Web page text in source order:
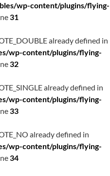
wp-content/plugins/flying-
31
already defined in
wp-content/plugins/flying-
32
already defined in
wp-content/plugins/flying-
33
already defined in
wp-content/plugins/flying-
34